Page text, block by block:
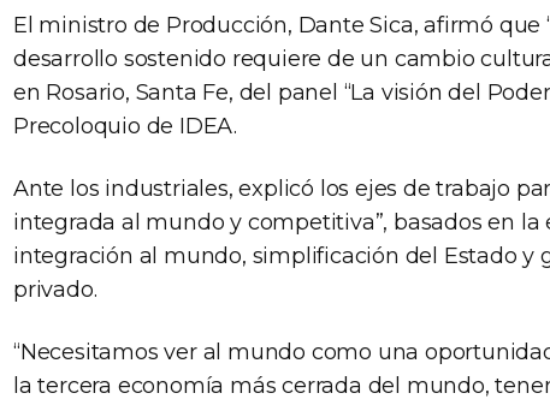
El ministro de Producción, Dante Sica, afirmó que
desarrollo sostenido requiere de un cambio
en Rosario, Santa Fe, del panel “La visión del
Precoloquio de IDEA.
Ante los industriales, explicó los ejes de trabajo
integrada al mundo y competitiva”, basados en
integración al mundo, simplificación del Estado y
privado.
“Necesitamos ver al mundo como una
la tercera economía más cerrada del mundo,